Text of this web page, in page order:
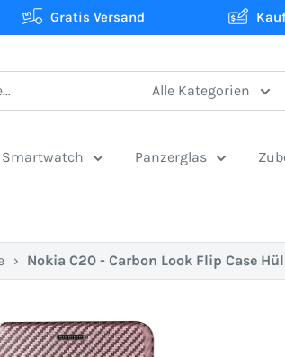
Gratis Versand
Alle Kategorien
Smartwatch Panzerglas
› Nokia C20 - Carbon Look Flip Case